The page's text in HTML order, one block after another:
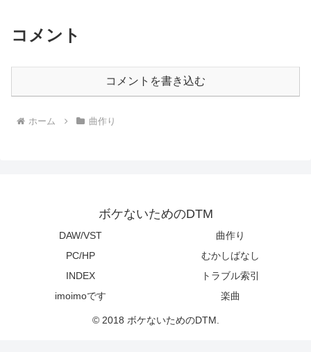
コメント
コメントを書き込む
ホーム 曲作り
ボケないためのDTM
DAW/VST
曲作り
PC/HP
むかしばなし
INDEX
トラブル索引
imoimoです
楽曲
© 2018 ボケないためのDTM.